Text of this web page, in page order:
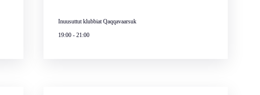
Inuusuttut klubbiat Qaqqavaarsuk
19:00 -21:00